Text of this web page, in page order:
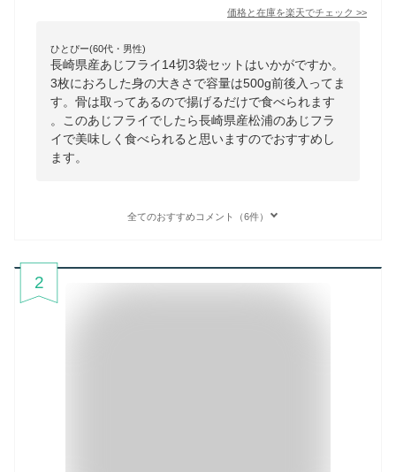
価格と在庫を楽天でチェック >>
ひとぴー(60代・男性)
長崎県産あじフライ14切3袋セットはいかがですか。
3枚におろした身の大きさで容量は500g前後入ってま
す。骨は取ってあるので揚げるだけで食べられます
。このあじフライでしたら長崎県産松浦のあじフラ
イで美味しく食べられると思いますのでおすすめし
ます。
全てのおすすめコメント（6件）
2